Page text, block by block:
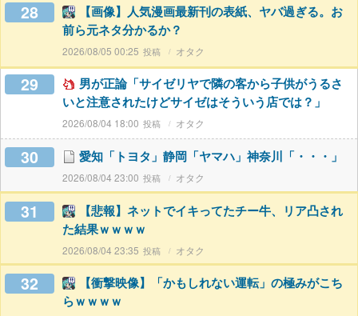
28
【画像】人気漫画最新刊の表紙、ヤバ過ぎる。お
前ら元ネタ分かるか？
2026/08/05 00:25 オタク
29
男が正論「サイゼリヤで隣の客から子供がうるさ
いと注意されたけどサイゼはそういう店では？」
2026/08/04 18:00 オタク
30 愛知「トヨタ」静岡「ヤマハ」神奈川「・・・」
2026/08/04 23:00 オタク
31
【悲報】ネットでイキってたチー牛、リア凸され
た結果ｗｗｗｗ
2026/08/04 23:35 オタク
32
【衝撃映像】「かもしれない運転」の極みがこち
らｗｗｗｗ